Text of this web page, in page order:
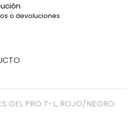
o devoluciones
GEL PRO T-L, ROJO/NEGRO